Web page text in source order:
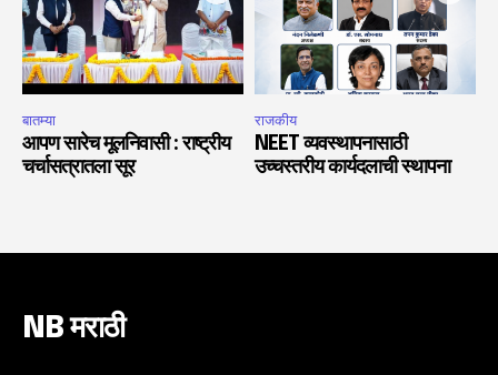
बातम्या
आपण सारेच मूलनिवासी : राष्ट्रीय
चर्चासत्रातला सूर
राजकीय
NEET व्यवस्थापनासाठी
उच्चस्तरीय कार्यदलाची स्थापना
NB मराठी